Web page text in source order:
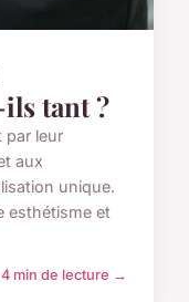
tant ?
par leur
aux
unique.
esthétisme et
4 min de lecture →